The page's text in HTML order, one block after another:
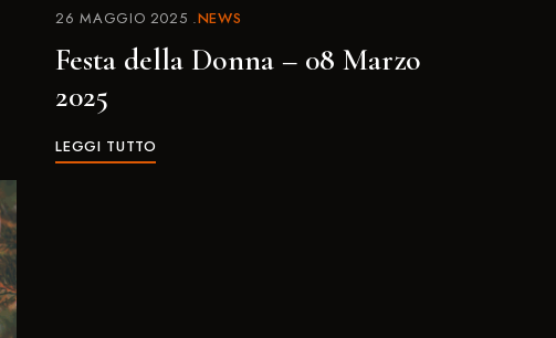
26 MAGGIO 2025 NEWS
Festa della Donna – 08 Marzo
2025
LEGGI TUTTO